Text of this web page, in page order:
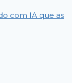
com IA que as